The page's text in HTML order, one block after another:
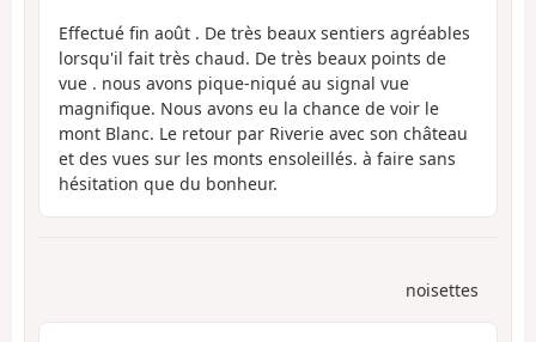
Effectué fin août . De très beaux sentiers agréables
lorsqu'il fait très chaud. De très beaux points de
vue . nous avons pique-niqué au signal vue
magnifique. Nous avons eu la chance de voir le
mont Blanc. Le retour par Riverie avec son château
et des vues sur les monts ensoleillés. à faire sans
hésitation que du bonheur.
noisettes